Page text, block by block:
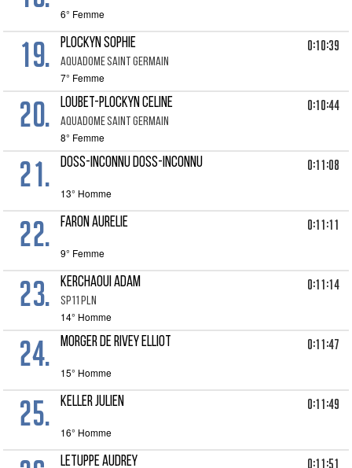
6° Femme
19. PLOCKYN SOPHIE
AQUADOME SAINT GERMAIN
0:10:39
7° Femme
20. LOUBET-PLOCKYN CELINE
AQUADOME SAINT GERMAIN
0:10:44
8° Femme
21. DOSS-INCONNU Doss-Inconnu 0:11:08
13° Homme
22. FARON AURELIE 0:11:11
9° Femme
23. KERCHAOUI ADAM
SP11 PLN
0:11:14
14° Homme
24. MORGER DE RIVEY Elliot 0:11:47
15° Homme
25. KELLER JULIEN 0:11:49
16° Homme
LETUPPE AUDREY 0:11:51